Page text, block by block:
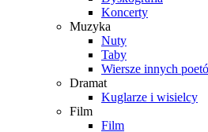
Koncerty
Muzyka
Nuty
Taby
Wiersze innych
Dramat
Kuglarze i wisielcy
Film
Film